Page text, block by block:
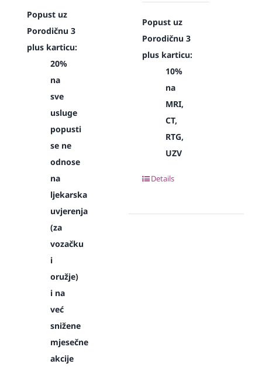
Popust uz
Porodičnu 3
plus karticu:
20%
na
sve
usluge
popusti
se ne
odnose
na
ljekarska
uvjerenja
(za
vozačku
i
oružje)
i na
već
snižene
mjesečne
akcije
Popust uz
Porodičnu 3
plus karticu:
10%
na
MRI,
CT,
RTG,
UZV
Details